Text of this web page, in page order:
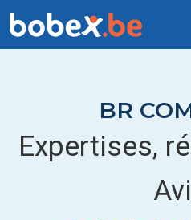
BR
Expertises,